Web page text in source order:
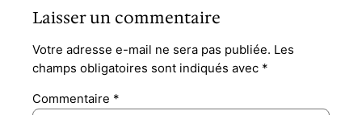
Laisser un commentaire
Votre adresse e-mail ne sera pas publiée. Les
champs obligatoires sont indiqués avec *
Commentaire *